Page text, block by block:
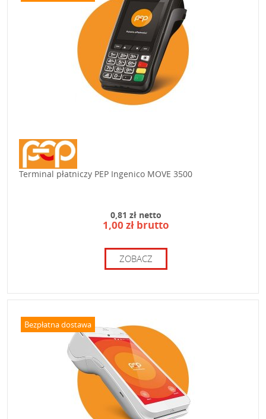
Terminal płatniczy PEP Ingenico MOVE 3500
0,81 zł netto
1,00 zł brutto
ZOBACZ
Bezpłatna dostawa